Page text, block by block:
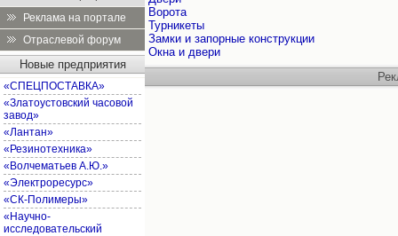
Реклама на портале
Отраслевой форум
Новые предприятия
«СПЕЦПОСТАВКА»
«Златоустовский часовой
завод»
«Лантан»
«Резинотехника»
«Волчематьев А.Ю.»
«Электроресурс»
«СК-Полимеры»
«Научно-
исследовательский
Ворота
Турникеты
Замки и запорные конструкции
Окна и двери